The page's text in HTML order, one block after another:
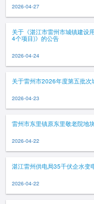
2026-04-27
关于《湛江市雷州市城镇建设
4个项目)》的公告
2026-04-24
关于雷州市2026年度第五批
2026-04-23
雷州市东里镇原东里敬老院地
2026-04-22
湛江雷州供电局35千伏企水变
2026-04-22